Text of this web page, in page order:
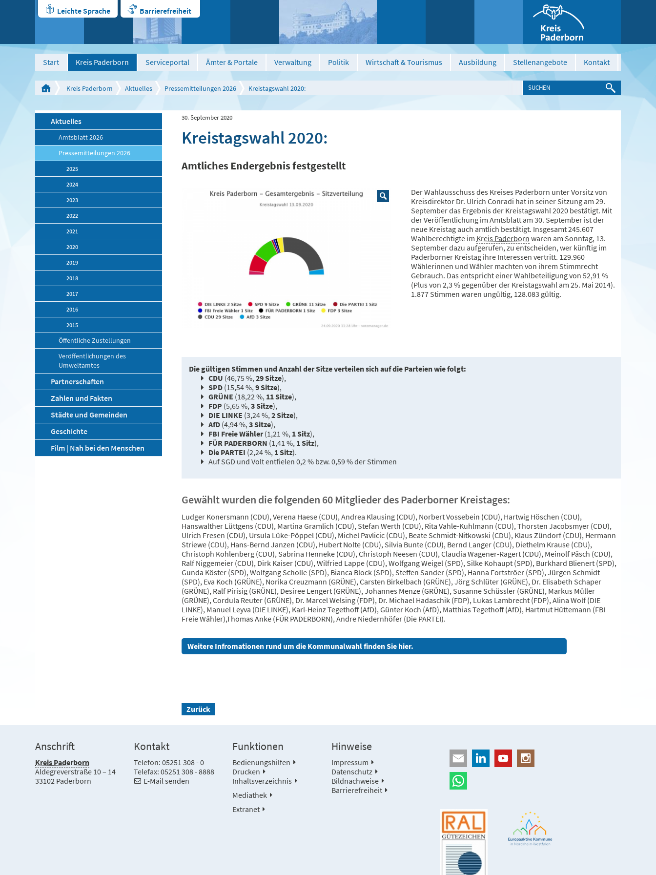
Leichte Sprache Barrierefreiheit
Start Kreis Paderborn Serviceportal Ämter & Portale Verwaltung Politik Wirtschaft & Tourismus Ausbildung Stellenangebote Kontakt
Kreis Paderborn Aktuelles Pressemitteilungen 2026 Kreistagswahl 2020:
Aktuelles
Amtsblatt 2026
Pressemitteilungen 2026
2025
2024
2023
2022
2021
2020
2019
2018
2017
2016
2015
Öffentliche Zustellungen
Veröffentlichungen des
Umweltamtes
Partnerschaften
Zahlen und Fakten
Städte und Gemeinden
Geschichte
Film | Nah bei den Menschen
30. September 2020
Kreistagswahl 2020:
Amtliches Endergebnis festgestellt
Der Wahlausschuss des Kreises Paderborn unter Vorsitz von
Kreisdirektor Dr. Ulrich Conradi hat in seiner Sitzung am 29.
September das Ergebnis der Kreistagswahl 2020 bestätigt. Mit
der Veröffentlichung im Amtsblatt am 30. September ist der
neue Kreistag auch amtlich bestätigt. Insgesamt 245.607
Wahlberechtigte im Kreis Paderborn waren am Sonntag, 13.
September dazu aufgerufen, zu entscheiden, wer künftig im
Paderborner Kreistag ihre Interessen vertritt. 129.960
Wählerinnen und Wähler machten von ihrem Stimmrecht
Gebrauch. Das entspricht einer Wahlbeteiligung von 52,91 %
(Plus von 2,3 % gegenüber der Kreistagswahl am 25. Mai 2014).
1.877 Stimmen waren ungültig, 128.083 gültig.
Die gültigen Stimmen und Anzahl der Sitze verteilen sich auf die Parteien wie folgt:
CDU (46,75 %, 29 Sitze),
SPD (15,54 %, 9 Sitze),
GRÜNE (18,22 %, 11 Sitze),
FDP (5,65 %, 3 Sitze),
DIE LINKE (3,24 %, 2 Sitze),
AfD (4,94 %, 3 Sitze),
FBI Freie Wähler(1,21 %, 1 Sitz),
FÜR PADERBORN (1,41 %, 1 Sitz),
Die PARTEI (2,24 %, 1 Sitz).
Auf SGD und Volt entfielen 0,2 % bzw. 0,59 % der Stimmen
Gewählt wurden die folgenden 60 Mitglieder des Paderborner Kreistages:
Ludger Konersmann (CDU), Verena Haese (CDU), Andrea Klausing (CDU), Norbert Vossebein (CDU), Hartwig Höschen (CDU),
Hanswalther Lüttgens (CDU), Martina Gramlich (CDU), Stefan Werth (CDU), Rita Vahle-Kuhlmann (CDU), Thorsten Jacobsmyer (CDU),
Ulrich Fresen (CDU), Ursula Lüke-Pöppel (CDU), Michel Pavlicic (CDU), Beate Schmidt-Nitkowski (CDU), Klaus Zündorf (CDU), Hermann
Striewe (CDU), Hans-Bernd Janzen (CDU), Hubert Nolte (CDU), Silvia Bunte (CDU), Bernd Langer (CDU), Diethelm Krause (CDU),
Christoph Kohlenberg (CDU), Sabrina Henneke (CDU), Christoph Neesen (CDU), Claudia Wagener-Ragert (CDU), Meinolf Päsch (CDU),
Ralf Niggemeier (CDU), Dirk Kaiser (CDU), Wilfried Lappe (CDU), Wolfgang Weigel (SPD), Silke Kohaupt (SPD), Burkhard Blienert (SPD),
Gunda Köster (SPD), Wolfgang Scholle (SPD), Bianca Block (SPD), Steffen Sander (SPD), Hanna Fortströer (SPD), Jürgen Schmidt
(SPD), Eva Koch (GRÜNE), Norika Creuzmann (GRÜNE), Carsten Birkelbach (GRÜNE), Jörg Schlüter (GRÜNE), Dr. Elisabeth Schaper
(GRÜNE), Ralf Pirisig (GRÜNE), Desiree Lengert (GRÜNE), Johannes Menze (GRÜNE), Susanne Schüssler (GRÜNE), Markus Müller
(GRÜNE), Cordula Reuter (GRÜNE), Dr. Marcel Welsing (FDP), Dr. Michael Hadaschik (FDP), Lukas Lambrecht (FDP), Alina Wolf (DIE
LINKE), Manuel Leyva (DIE LINKE), Karl-Heinz Tegethoff (AfD), Günter Koch (AfD), Matthias Tegethoff (AfD), Hartmut Hüttemann (FBI
Freie Wähler),Thomas Anke (FÜR PADERBORN), Andre Niedernhöfer (Die PARTEI).
Weitere Infromationen rund um die Kommunalwahl finden Sie hier.
Zurück
Anschrift
Kreis Paderborn
Aldegreverstraße 10 – 14
33102 Paderborn
Kontakt
Telefon: 05251 308 - 0
Telefax: 05251 308 - 8888
E-Mail senden
Funktionen
Bedienungshilfen
Drucken
Inhaltsverzeichnis
Mediathek
Extranet
Hinweise
Impressum
Datenschutz
Bildnachweise
Barrierefreiheit